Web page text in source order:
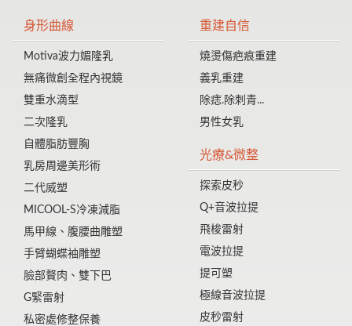
身形曲線
Motiva波力媚隆乳
無痛微創全程內視鏡
雙重水滴型
二次隆乳
自體脂肪豐胸
乳房周邊美形術
二代威塑
MICOOL-S冷凍減脂
馬甲線、腹腰曲雕塑
手臂蝴蝶袖雕塑
臉部贅肉、雙下巴
G緊雷射
私密處修整保養
重建自信
燒燙傷疤痕重建
義乳重建
除痣.除刺青...
男性女乳
光療&微整
探索皮秒
Q+音波拉提
飛梭雷射
電波拉提
提可塑
極線音波拉提
皮秒雷射